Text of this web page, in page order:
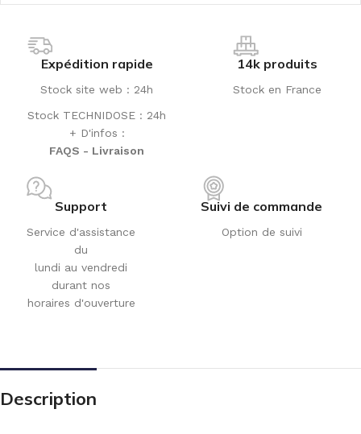
Expédition rapide
Stock site web : 24h
Stock TECHNIDOSE : 24h
+ D'infos :
FAQS - Livraison
14k produits
Stock en France
Support
Service d'assistance
du
lundi au vendredi
durant nos
horaires d'ouverture
Suivi de commande
Option de suivi
Description